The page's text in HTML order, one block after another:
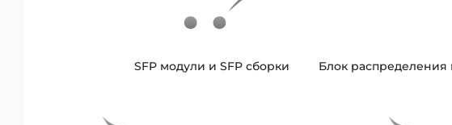
SFP модули и SFP сборки Блок распределения